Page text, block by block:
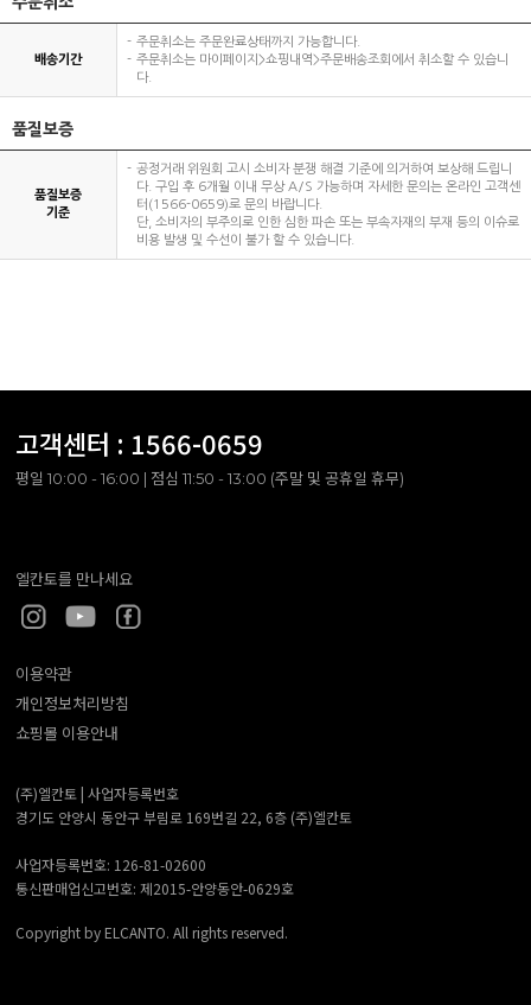
배송기간
주문취소는 주문완료상태까지 가능합니다.
주문취소는 마이페이지>쇼핑내역>주문배송조회에서 취소할 수 있습니
다.
품질보증
품질보증
기준
공정거래 위원회 고시 소비자 분쟁 해결 기준에 의거하여 보상해 드립니
다. 구입 후 6개월 이내 무상 A/S 가능하며 자세한 문의는 온라인 고객센
터(1566-0659)로 문의 바랍니다.
단, 소비자의 부주의로 인한 심한 파손 또는 부속자재의 부재 등의 이슈로
비용 발생 및 수선이 불가 할 수 있습니다.
고객센터 : 1566-0659
평일 10:00 - 16:00 | 점심 11:50 - 13:00 (주말 및 공휴일 휴무)
엘칸토를 만나세요
이용약관
개인정보처리방침
쇼핑몰 이용안내
(주)엘칸토 | 사업자등록번호
경기도 안양시 동안구 부림로 169번길 22, 6층 (주)엘칸토
사업자등록번호: 126-81-02600
통신판매업신고번호: 제2015-안양동안-0629호
Copyright by ELCANTO. All rights reserved.